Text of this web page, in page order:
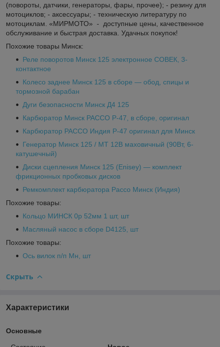
(повороты, датчики, генераторы, фары, прочее); - резину для
мотоциклов; - аксессуары; - техническую литературу по
мотоциклам. «МИРМОТО» - доступные цены, качественное
обслуживание и быстрая доставка. Удачных покупок!
Похожие товары Минск:
Реле поворотов Минск 125 электронное СОВЕК, 3-
контактное
Колесо заднее Минск 125 в сборе — обод, спицы и
тормозной барабан
Дуги безопасности Минск Д4 125
Карбюратор Минск PACCO Р-47, в сборе, оригинал
Карбюратор PACCO Индия Р-47 оригинал для Минск
Генератор Минск 125 / МТ 12В маховичный (90Вт, 6-
катушечный)
Диски сцепления Минск 125 (Enisey) — комплект
фрикционных пробковых дисков
Ремкомплект карбюратора Pacco Минск (Индия)
Похожие товары:
Кольцо МИНСК 0р 52мм 1 шт, шт
Масляный насос в сборе D4125, шт
Похожие товары:
Ось вилок п/п Мн, шт
Скрыть
Характеристики
Основные